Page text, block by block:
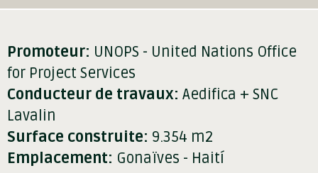
Promoteur: UNOPS - United Nations Office
for Project Services
Conducteur de travaux: Aedifica + SNC
Lavalin
Surface construite: 9.354 m2
Emplacement: Gonaïves - Haití